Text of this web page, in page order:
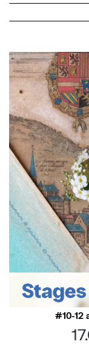
10-12